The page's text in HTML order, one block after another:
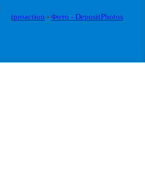
iproaction - Фото - DepositPhotos